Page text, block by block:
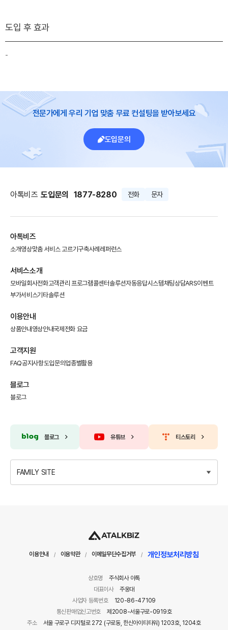
도입 후 효과
-
전문가에게 우리 기업 맞춤 무료 컨설팅을 받아보세요
도입문의
아톡비즈 도입문의 1877-8280 전화 문자
아톡비즈
소개영상맞춤 서비스 고르기구축사례 레퍼런스
서비스소개
모바일회사전화고객관리 프로그램콜센터솔루션자동응답시스템채팅상담ARS이벤트
부가서비스기타솔루션
이용안내
상품안내 영상안내국제전화 요금
고객지원
FAQ공지사항도입문의 업종별활용
블로그
블로그
블로그 유튜브 티스토리
FAMILY SITE
이용안내 / 이용약관 / 이메일무단수집거부 / 개인정보처리방침
상호명
주식회사 아톡
대표이사
주웅대
사업자 등록번호
120-86-47109
통신판매업신고번호
제2008-서울구로-0919호
주소
서울 구로구 디지털로 272 (구로동, 한신아이티타워) 1203호, 1204호